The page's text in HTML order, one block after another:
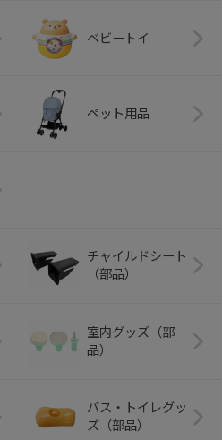
ベビートイ
ペット用品
チャイルドシート
（部品）
室内グッズ（部
品）
バス・トイレグッ
ズ（部品）